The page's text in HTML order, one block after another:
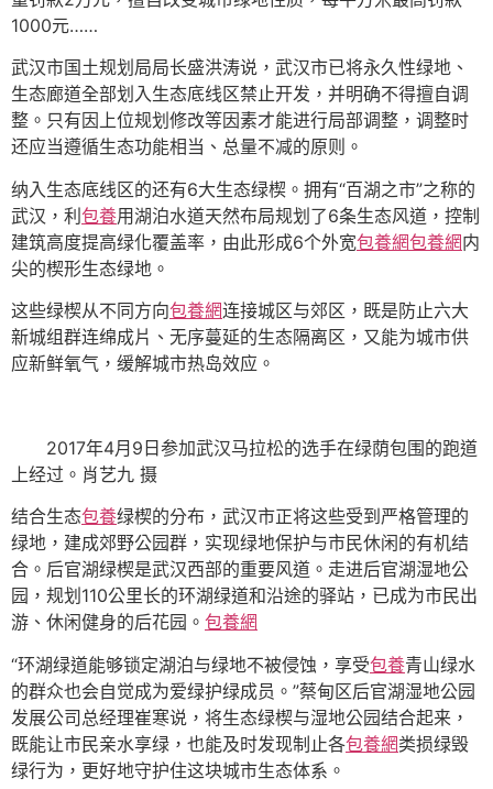
1000元……
武汉市国土规划局局长盛洪涛说，武汉市已将永久性绿地、
生态廊道全部划入生态底线区禁止开发，并明确不得擅自调
整。只有因上位规划修改等因素才能进行局部调整，调整时
还应当遵循生态功能相当、总量不减的原则。
纳入生态底线区的还有6大生态绿楔。拥有“百湖之市”之称的
武汉，利包養用湖泊水道天然布局规划了6条生态风道，控制
建筑高度提高绿化覆盖率，由此形成6个外宽包養網包養網内
尖的楔形生态绿地。
这些绿楔从不同方向包養網连接城区与郊区，既是防止六大
新城组群连绵成片、无序蔓延的生态隔离区，又能为城市供
应新鲜氧气，缓解城市热岛效应。
2017年4月9日参加武汉马拉松的选手在绿荫包围的跑道
上经过。肖艺九 摄
结合生态包養绿楔的分布，武汉市正将这些受到严格管理的
绿地，建成郊野公园群，实现绿地保护与市民休闲的有机结
合。后官湖绿楔是武汉西部的重要风道。走进后官湖湿地公
园，规划110公里长的环湖绿道和沿途的驿站，已成为市民出
游、休闲健身的后花园。 包養網
“环湖绿道能够锁定湖泊与绿地不被侵蚀，享受包養青山绿水
的群众也会自觉成为爱绿护绿成员。”蔡甸区后官湖湿地公园
发展公司总经理崔寒说，将生态绿楔与湿地公园结合起来，
既能让市民亲水享绿，也能及时发现制止各包養網类损绿毁
绿行为，更好地守护住这块城市生态体系。